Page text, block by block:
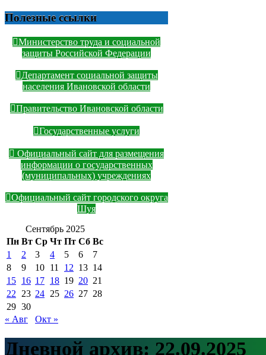
Полезные ссылки
Министерство труда и социальной
защиты Российской Федерации
Департамент социальной защиты
населения Ивановской области
Правительство Ивановской области
Государственные услуги
Официальный сайт для размещения
информации о государственных
(муниципальных) учреждениях
Официальный сайт городского округа
Шуя
Сентябрь 2025
Пн Вт Ср Чт Пт Сб Вс
1
2 3 4 5 6
7
8
9 10 11 12 13 14
15 16 17 18 19 20 21
22
23 24 25 26 27 28
29 30
« Авг
Окт »
Дневной архив: 22.09.2025